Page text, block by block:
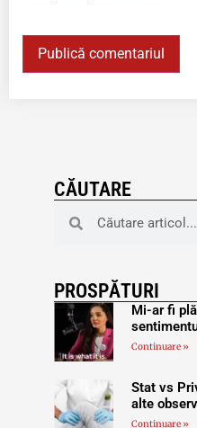
CĂUTARE
PROSPĂTURI
Mi-ar fi
Continuare »
Stat vs
alte
Continuare »